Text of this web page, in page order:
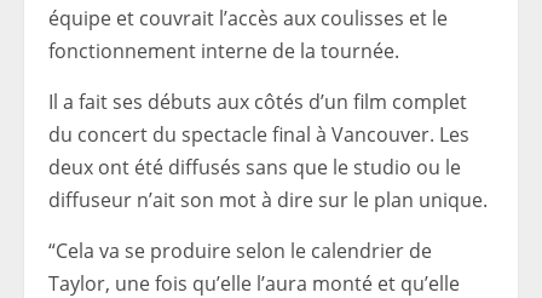
équipe et couvrait l’accès aux coulisses et le
fonctionnement interne de la tournée.
Il a fait ses débuts aux côtés d’un film complet
du concert du spectacle final à Vancouver. Les
deux ont été diffusés sans que le studio ou le
diffuseur n’ait son mot à dire sur le plan unique.
“Cela va se produire selon le calendrier de
Taylor, une fois qu’elle l’aura monté et qu’elle